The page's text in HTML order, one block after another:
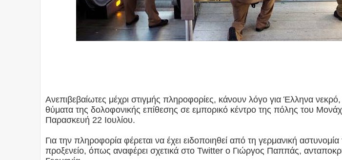
Ανεπιβεβαίωτες μέχρι στιγμής πληροφορίες, κάνουν λόγο για Έλληνα
θύματα της δολοφονικής επίθεσης σε εμπορικό κέντρο της πόλης του
Παρασκευή 22 Ιουλίου.
Για την πληροφορία φέρεται να έχει ειδοποιηθεί από τη γερμανική αστυνομία
προξενείο, όπως αναφέρει σχετικά στο Twitter ο Γιώργος Παππάς,